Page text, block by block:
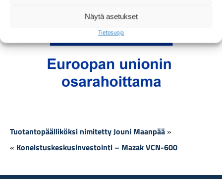
Näytä asetukset
Tietosuoja
Tuotantopäälliköksi nimitetty Jouni Maanpää
Koneistuskeskusinvestointi – Mazak VCN-600